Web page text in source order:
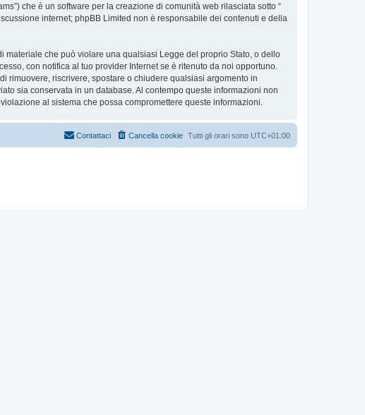
che è un software per la creazione di comunità web rilasciata sotto “
internet; phpBB Limited non è responsabile dei contenuti e della
che può violare una qualsiasi Legge del proprio Stato, o dello
con notifica al tuo provider Internet se è ritenuto da noi opportuno.
rimuovere, riscrivere, spostare o chiudere qualsiasi argomento in
sia conservata in un database. Al contempo queste informazioni non
al sistema che possa compromettere queste informazioni.
Tutti gli orari sono UTC+01:00
Cancella cookie
Contattaci